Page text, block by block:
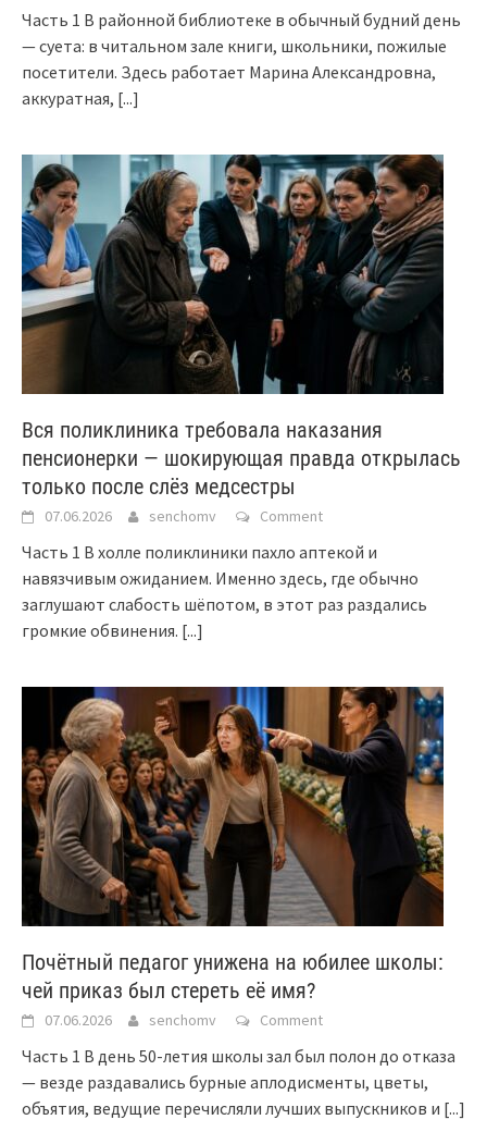
Часть 1 В районной библиотеке в обычный будний день
— суета: в читальном зале книги, школьники, пожилые
посетители. Здесь работает Марина Александровна,
аккуратная, [...]
Вся поликлиника требовала наказания
пенсионерки — шокирующая правда открылась
только после слёз медсестры
07.06.2026 senchomv Comment
Часть 1 В холле поликлиники пахло аптекой и
навязчивым ожиданием. Именно здесь, где обычно
заглушают слабость шёпотом, в этот раз раздались
громкие обвинения. [...]
Почётный педагог унижена на юбилее школы:
чей приказ был стереть её имя?
07.06.2026 senchomv Comment
Часть 1 В день 50-летия школы зал был полон до отказа
— везде раздавались бурные аплодисменты, цветы,
объятия, ведущие перечисляли лучших выпускников и [...]